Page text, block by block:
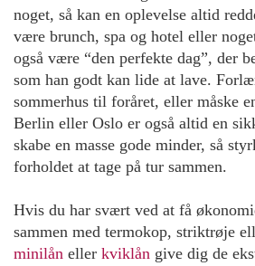
noget, så kan en oplevelse altid
være brunch, spa og hotel eller
også være “den perfekte dag”, der
som han godt kan lide at lave.
sommerhus til foråret, eller måske
Berlin eller Oslo er også altid en
skabe en masse gode minder, så
forholdet at tage på tur sammen.
Hvis du har svært ved at få
sammen med termokop, striktrøje
minilån eller kviklån give dig de